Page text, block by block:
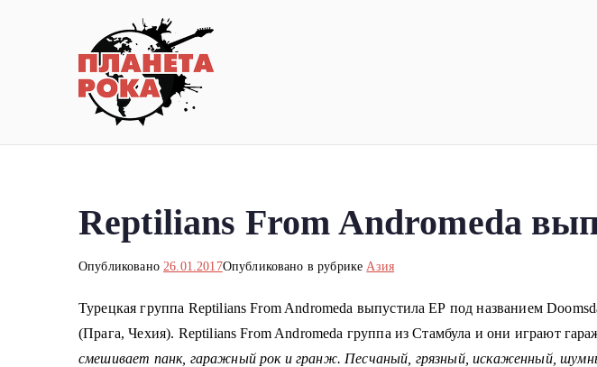
Reptilians From Andromeda
Опубликовано26.01.2017Опубликовано в рубрикеАзия
Турецкая группа Reptilians From Andromeda выпустила ЕР под названием
(Прага, Чехия). Reptilians From Andromeda группа из Стамбула и они играют
смешивает панк, гаражный рок и гранж. Песчаный, грязный, искаженный,